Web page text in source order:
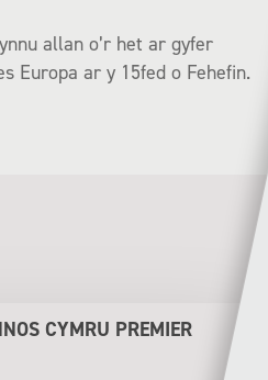
allan o’r het ar gyfer
Europa ar y 15fed o Fehefin.
CYMRU PREMIER